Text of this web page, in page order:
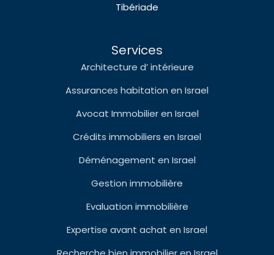
Tibériade
Services
Architecture d’ intérieure
Assurances habitation en Israel
Avocat Immobilier en Israel
Crédits immobiliers en Israel
Déménagement en Israel
Gestion immobilière
Evaluation immobilière
Expertise avant achat en Israel